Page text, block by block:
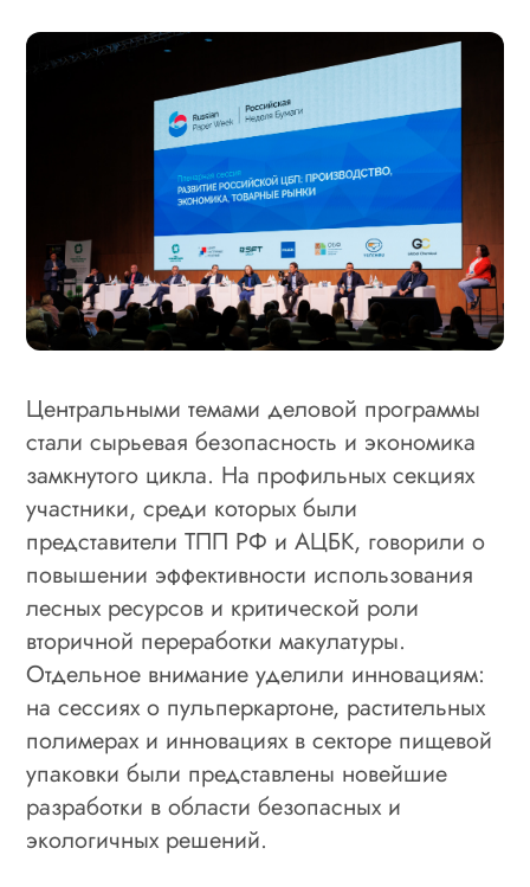
Центральными темами деловой программы
стали сырьевая безопасность и экономика
замкнутого цикла. На профильных секциях
участники, среди которых были
представители ТПП РФ и АЦБК, говорили о
повышении эффективности использования
лесных ресурсов и критической роли
вторичной переработки макулатуры.
Отдельное внимание уделили инновациям:
на сессиях о пульперкартоне, растительных
полимерах и инновациях в секторе пищевой
упаковки были представлены новейшие
разработки в области безопасных и
экологичных решений.